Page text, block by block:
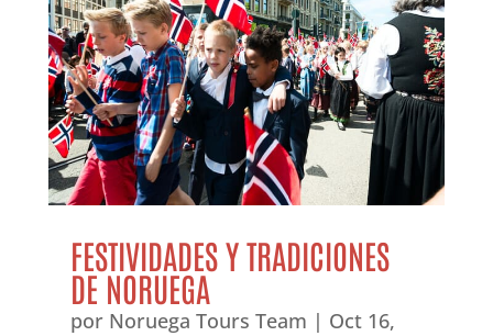
FESTIVIDADES Y TRADICIONES
DE NORUEGA
por Noruega Tours Team | Oct 16,